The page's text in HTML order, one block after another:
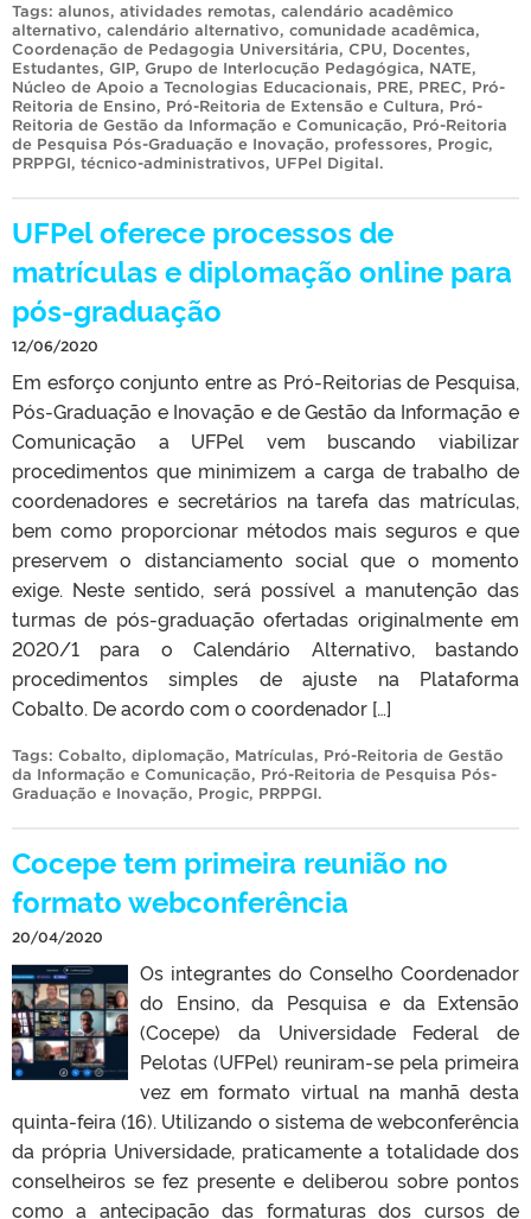
Tags: alunos, atividades remotas, calendário acadêmico
alternativo, calendário alternativo, comunidade acadêmica,
Coordenação de Pedagogia Universitária, CPU, Docentes,
Estudantes, GIP, Grupo de Interlocução Pedagógica, NATE,
Núcleo de Apoio a Tecnologias Educacionais, PRE, PREC, Pró-
Reitoria de Ensino, Pró-Reitoria de Extensão e Cultura, Pró-
Reitoria de Gestão da Informação e Comunicação, Pró-Reitoria
de Pesquisa Pós-Graduação e Inovação, professores, Progic,
PRPPGI, técnico-administrativos, UFPel Digital.
UFPel oferece processos de
matrículas e diplomação online para
pós-graduação
12/06/2020
Em esforço conjunto entre as Pró-Reitorias de Pesquisa,
Pós-Graduação e Inovação e de Gestão da Informação e
Comunicação a UFPel vem buscando viabilizar
procedimentos que minimizem a carga de trabalho de
coordenadores e secretários na tarefa das matrículas,
bem como proporcionar métodos mais seguros e que
preservem o distanciamento social que o momento
exige. Neste sentido, será possível a manutenção das
turmas de pós-graduação ofertadas originalmente em
2020/1 para o Calendário Alternativo, bastando
procedimentos simples de ajuste na Plataforma
Cobalto. De acordo com o coordenador […]
Tags: Cobalto, diplomação, Matrículas, Pró-Reitoria de Gestão
da Informação e Comunicação, Pró-Reitoria de Pesquisa Pós-
Graduação e Inovação, Progic, PRPPGI.
Cocepe tem primeira reunião no
formato webconferência
20/04/2020
Os integrantes do Conselho Coordenador
do Ensino, da Pesquisa e da Extensão
(Cocepe) da Universidade Federal de
Pelotas (UFPel) reuniram-se pela primeira
vez em formato virtual na manhã desta
quinta-feira (16). Utilizando o sistema de webconferência
da própria Universidade, praticamente a totalidade dos
conselheiros se fez presente e deliberou sobre pontos
como a antecipação das formaturas dos cursos de